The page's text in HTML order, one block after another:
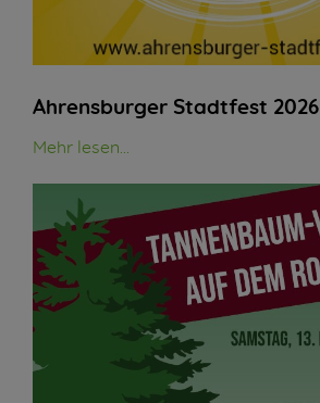
Ahrensburger Stadtfest 2026
Mehr lesen...